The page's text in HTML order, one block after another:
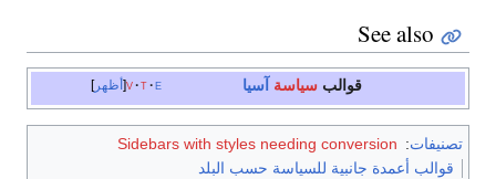
See also
أظهر v t e قوالبسياسة آسيا
تصنيفات:
Sidebars with styles needing conversion
قوالب أعمدة جانبية للسياسة حسب البلد